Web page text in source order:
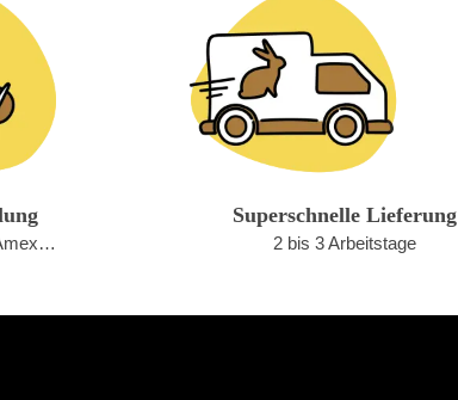
Superschnelle Lieferung
2 bis 3 Arbeitstage